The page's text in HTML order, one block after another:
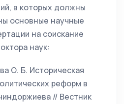
в которых должны
основные научные
на соискание
наук:
О. Б. Историческая
реформ в
// Вестник